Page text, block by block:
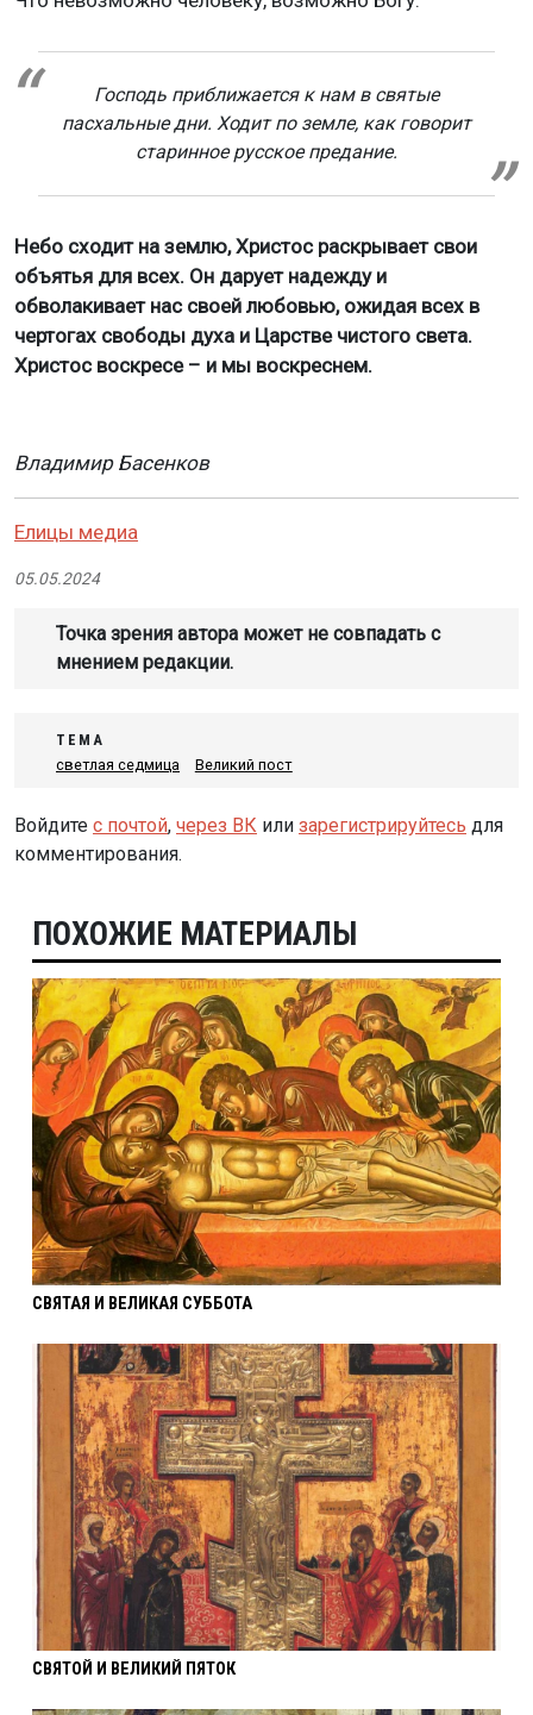
Господь приближается к нам в святые
пасхальные дни. Ходит по земле, как говорит
старинное русское предание.
Небо сходит на землю, Христос раскрывает свои
объятья для всех. Он дарует надежду и
обволакивает нас своей любовью, ожидая всех в
чертогах свободы духа и Царстве чистого света.
Христос воскресе – и мы воскреснем.
Владимир Басенков
Елицы медиа
05.05.2024
Точка зрения автора может не совпадать с
мнением редакции.
ТЕМА
светлая седмица
Великий пост
Войдите с почтой, через ВК или зарегистрируйтесь для
комментирования.
ПОХОЖИЕ МАТЕРИАЛЫ
СВЯТАЯ И ВЕЛИКАЯ СУББОТА
СВЯТОЙ И ВЕЛИКИЙ ПЯТОК